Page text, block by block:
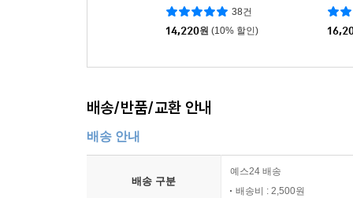
38건
14,220원 (10% 할인)
배송/반품/교환 안내
배송 안내
배송 구분
예스24 배송
배송비 : 2,500원